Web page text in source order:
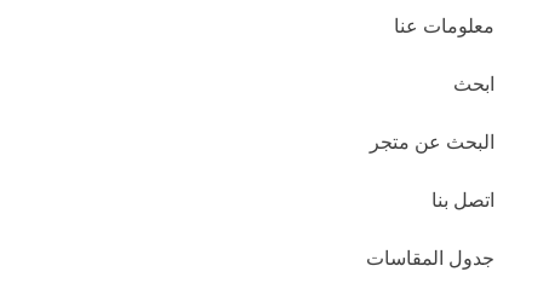
معلومات عنا
ابحث
البحث عن متجر
اتصل بنا
جدول المقاسات